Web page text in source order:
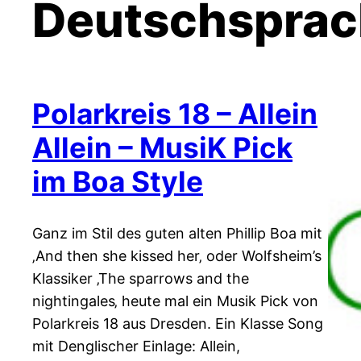
Polarkreis 18 – Allein
Allein – MusiK Pick
im Boa Style
Ganz im Stil des guten alten Phillip Boa mit
‚And then she kissed her‚ oder Wolfsheim’s
Klassiker ‚The sparrows and the
nightingales‚ heute mal ein Musik Pick von
Polarkreis 18 aus Dresden. Ein Klasse Song
mit Denglischer Einlage: Allein,